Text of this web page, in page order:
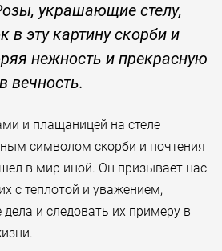
украшающие стелу,
в эту картину скорби и
нежность и прекрасную
вечность.
и плащаницей на стеле
символом скорби и почтения
в мир иной. Он призывает нас
с теплотой и уважением,
и следовать их примеру в